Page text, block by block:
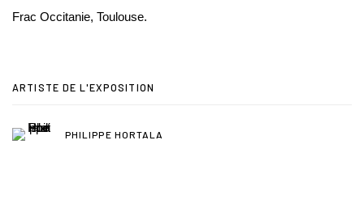
Frac Occitanie, Toulouse.
ARTISTE DE L'EXPOSITION
PHILIPPE HORTALA